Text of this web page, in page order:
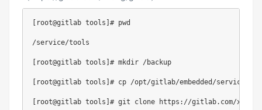
[root@gitlab tools]# pwd
/service/tools
[root@gitlab tools]# mkdir /backup
[root@gitlab tools]# cp /opt/gitlab/embedded/service/